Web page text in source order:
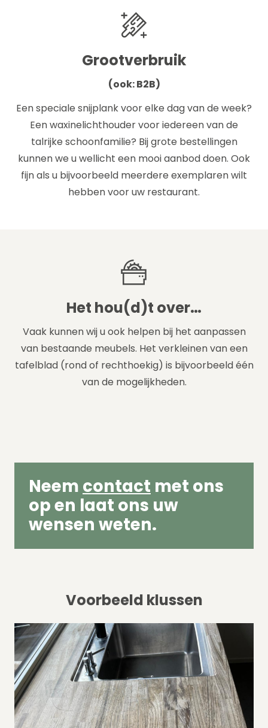
Grootverbruik
(ook: B2B)
Een speciale snijplank voor elke dag van de week?
Een waxinelichthouder voor iedereen van de
talrijke schoonfamilie? Bij grote bestellingen
kunnen we u wellicht een mooi aanbod doen. Ook
fijn als u bijvoorbeeld meerdere exemplaren wilt
hebben voor uw restaurant.
Het hou(d)t over…
Vaak kunnen wij u ook helpen bij het aanpassen
van bestaande meubels. Het verkleinen van een
tafelblad (rond of rechthoekig) is bijvoorbeeld één
van de mogelijkheden.
Neem contact met ons
op en laat ons uw
wensen weten.
Voorbeeld klussen